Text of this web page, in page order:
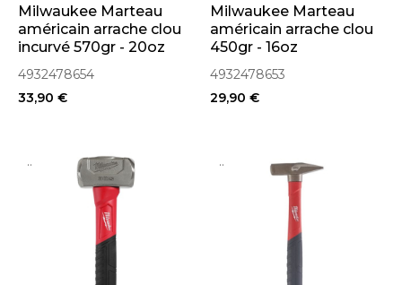
Milwaukee Marteau
américain arrache clou
incurvé 570gr - 20oz
SHOCKSHIELD
(4932478654)
4932478654
33,90 €
Milwaukee Marteau
américain arrache clou
450gr - 16oz
SHOCKSHIELD
(4932478653)
4932478653
29,90 €
.. ..